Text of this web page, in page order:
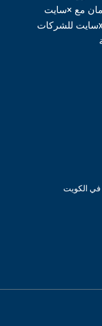
مع ×سايت
في الكويت